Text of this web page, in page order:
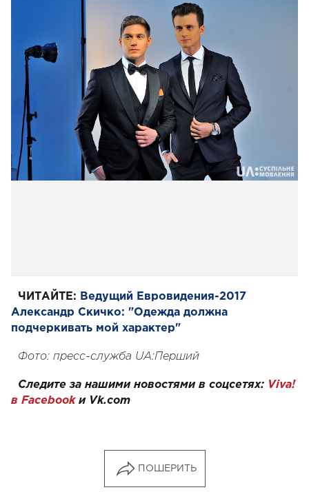
ЧИТАЙТЕ: Ведущий Евровидения-2017
Александр Скичко: "Одежда должна
подчеркивать мой характер"
Фото: пресс-служба UA:Перший
Следите за нашими новостями в соцсетях: Viva!
в Facebookи Vk.com
ПОШЕРИТЬ